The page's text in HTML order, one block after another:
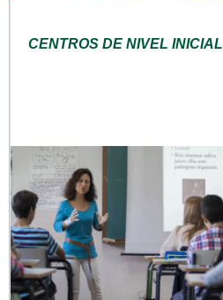
CENTROS DE NIVEL INICIAL